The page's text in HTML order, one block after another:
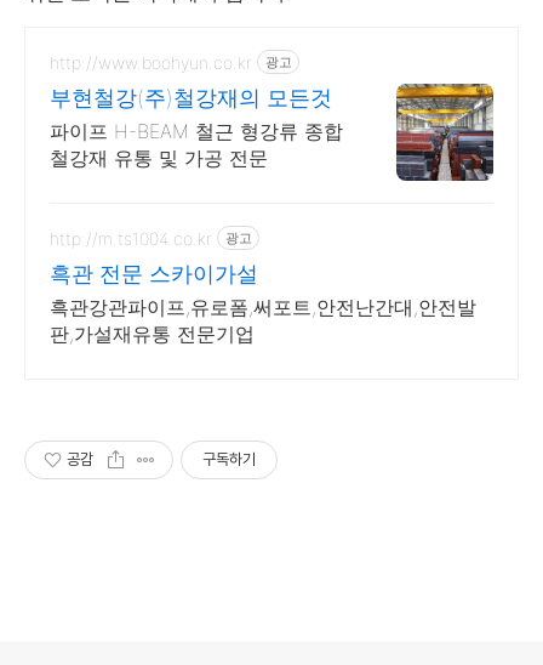
http://www.boohyun.co.kr 광고
부현철강(주)철강재의 모든것
파이프 H-BEAM 철근 형강류 종합
철강재 유통 및 가공 전문
http://m.ts1004.co.kr 광고
흑관 전문 스카이가설
흑관강관파이프,유로폼,써포트,안전난간대,안전발
판,가설재유통 전문기업
공감 구독하기